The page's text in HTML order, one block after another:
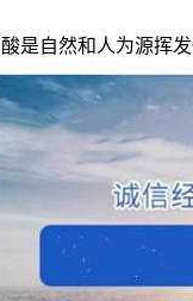
是自然和人为源挥